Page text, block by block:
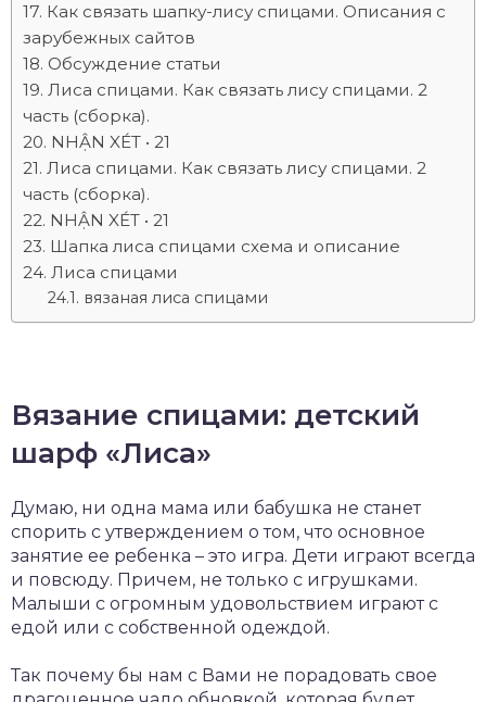
Как связать шапку-лису спицами. Описания с
зарубежных сайтов
Обсуждение статьи
Лиса спицами. Как связать лису спицами. 2
часть (сборка).
NHẬN XÉT • 21
Лиса спицами. Как связать лису спицами. 2
часть (сборка).
NHẬN XÉT • 21
Шапка лиса спицами схема и описание
Лиса спицами
вязаная лиса спицами
Вязание спицами: детский
шарф «Лиса»
Думаю, ни одна мама или бабушка не станет
спорить с утверждением о том, что основное
занятие ее ребенка – это игра. Дети играют всегда
и повсюду. Причем, не только с игрушками.
Малыши с огромным удовольствием играют с
едой или с собственной одеждой.
Так почему бы нам с Вами не порадовать свое